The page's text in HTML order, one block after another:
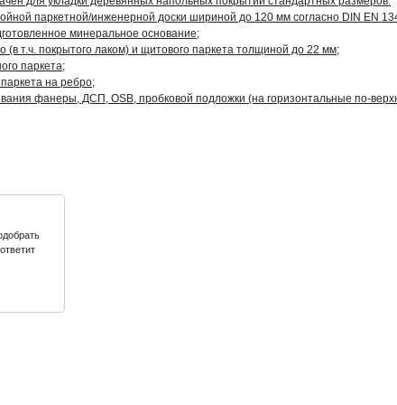
паркетной/инженерной доски шириной до 120 мм согласно DIN EN
минеральное основание;
(в т.ч. покрытого лаком) и щитового паркета толщиной до 22 мм;
паркета;
паркета на ребро;
фанеры, ДСП, OSB, пробковой подложки (на горизонтальные по-